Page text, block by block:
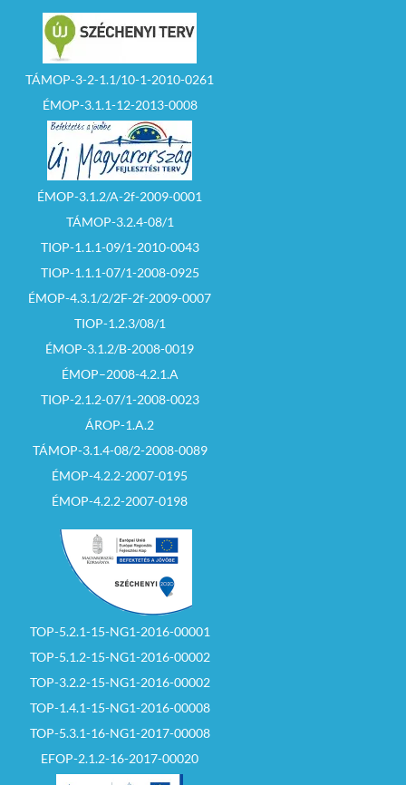
TÁMOP-3-2-1.1/10-1-2010-0261
ÉMOP-3.1.1-12-2013-0008
ÉMOP-3.1.2/A-2f-2009-0001
TÁMOP-3.2.4-08/1
TIOP-1.1.1-09/1-2010-0043
TIOP-1.1.1-07/1-2008-0925
ÉMOP-4.3.1/2/2F-2f-2009-0007
TIOP-1.2.3/08/1
ÉMOP-3.1.2/B-2008-0019
ÉMOP–2008-4.2.1.A
TIOP-2.1.2-07/1-2008-0023
ÁROP-1.A.2
TÁMOP-3.1.4-08/2-2008-0089
ÉMOP-4.2.2-2007-0195
ÉMOP-4.2.2-2007-0198
TOP-5.2.1-15-NG1-2016-00001
TOP-5.1.2-15-NG1-2016-00002
TOP-3.2.2-15-NG1-2016-00002
TOP-1.4.1-15-NG1-2016-00008
TOP-5.3.1-16-NG1-2017-00008
EFOP-2.1.2-16-2017-00020